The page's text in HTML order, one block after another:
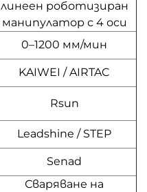
линеен роботизиран
манипулатор с 4 оси
0–1200 мм/мин
KAIWEI / AIRTAC
Rsun
Leadshine / STEP
Senad
Сваряване на